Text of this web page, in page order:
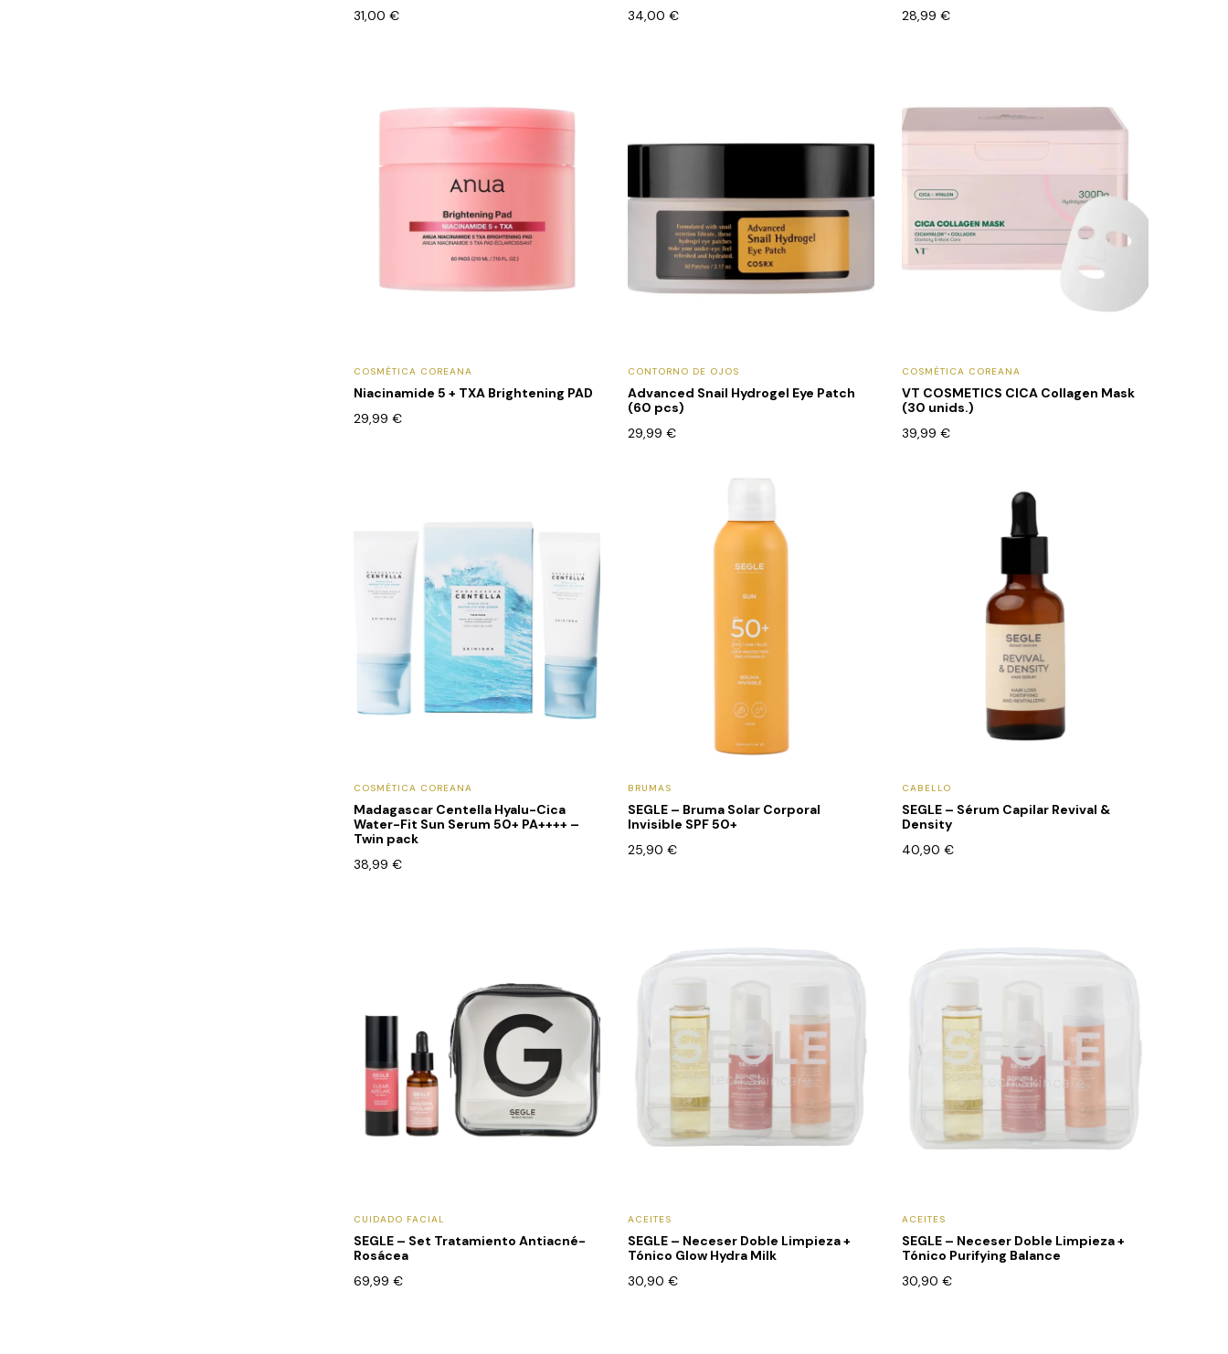
31,00 €
34,00 €
28,99 €
COSMÉTICA COREANA
Niacinamide 5 + TXA Brightening PAD
29,99 €
CONTORNO DE OJOS
Advanced Snail Hydrogel Eye Patch
(60 pcs)
29,99 €
COSMÉTICA COREANA
VT COSMETICS CICA Collagen Mask
(30 unids.)
39,99 €
COSMÉTICA COREANA
Madagascar Centella Hyalu-Cica
Water-Fit Sun Serum 50+ PA++++ –
Twin pack
38,99 €
BRUMAS
SEGLE – Bruma Solar Corporal
Invisible SPF 50+
25,90 €
CABELLO
SEGLE – Sérum Capilar Revival &
Density
40,90 €
CUIDADO FACIAL
SEGLE – Set Tratamiento Antiacné-
Rosácea
69,99 €
ACEITES
SEGLE – Neceser Doble Limpieza +
Tónico Glow Hydra Milk
30,90 €
ACEITES
SEGLE – Neceser Doble Limpieza +
Tónico Purifying Balance
30,90 €